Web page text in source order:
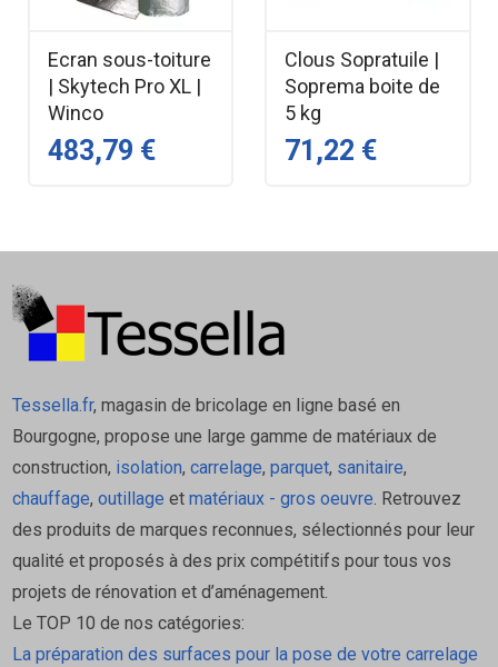
Étanchéité des pare-vapeur et pare-pluie
réfléchissants.
Jointement et réparation de conduits d’air ou
de gaines isolées.
ReflexBond WINCO
d’étanchéité Reflex Winco et les accessoires
WINCO disponibles sur notre boutique.
Produits associés
Gamme complète WINCO
Bandes adhésives professionnelles
Pourquoi choisir Tessella ?
En tant quespécialiste de l’étanchéité et de
Ecran sous-toiture
| Skytech Pro XL |
Winco
483,79 €
Clous Sopratuile |
Soprema boite de
5 kg
71,22 €
Tessella.fr, magasin de bricolage en ligne basé en
Bourgogne, propose une large gamme de matériaux de
construction, isolation, carrelage, parquet, sanitaire,
chauffage, outillage et matériaux - gros oeuvre . Retrouvez
des produits de marques reconnues, sélectionnés pour leur
qualité et proposés à des prix compétitifs pour tous vos
projets de rénovation et d’aménagement.
Le TOP 10 de nos catégories:
La préparation des surfaces pour la pose de votre carrelage